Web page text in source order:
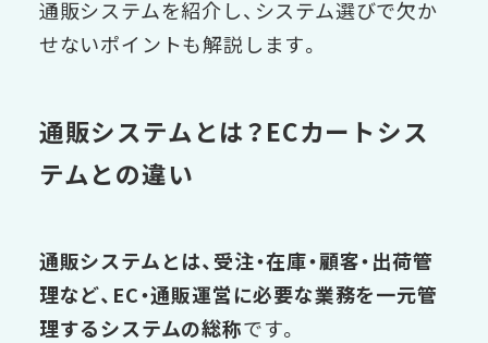
通販システムを紹介し、システム選びで欠か
せないポイントも解説します。
通販システムとは？ECカートシス
テムとの違い
通販システムとは、受注・在庫・顧客・出荷管
理など、EC・通販運営に必要な業務を一元管
理するシステムの総称です。